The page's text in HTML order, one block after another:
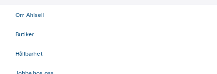
Om Ahlsell
Butiker
Hållbarhet